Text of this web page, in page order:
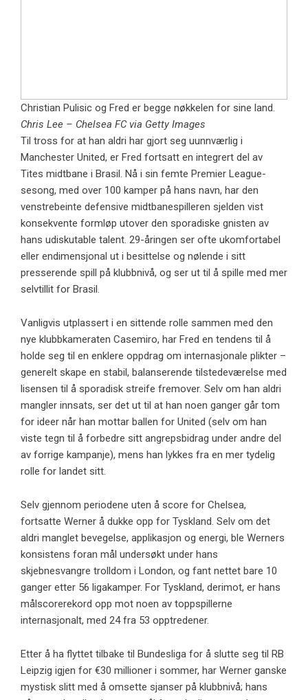
Christian Pulisic og Fred er begge nøkkelen for sine land.
Chris Lee – Chelsea FC via Getty Images
Til tross for at han aldri har gjort seg uunnværlig i
Manchester United, er Fred fortsatt en integrert del av
Tites midtbane i Brasil. Nå i sin femte Premier League-
sesong, med over 100 kamper på hans navn, har den
venstrebeinte defensive midtbanespilleren sjelden vist
konsekvente formløp utover den sporadiske gnisten av
hans udiskutable talent. 29-åringen ser ofte ukomfortabel
eller endimensjonal ut i besittelse og nølende i sitt
presserende spill på klubbnivå, og ser ut til å spille med mer
selvtillit for Brasil.
Vanligvis utplassert i en sittende rolle sammen med den
nye klubbkameraten Casemiro, har Fred en tendens til å
holde seg til en enklere oppdrag om internasjonale plikter –
generelt skape en stabil, balanserende tilstedeværelse med
lisensen til å sporadisk streife fremover. Selv om han aldri
mangler innsats, ser det ut til at han noen ganger går tom
for ideer når han mottar ballen for United (selv om han
viste tegn til å forbedre sitt angrepsbidrag under andre del
av forrige kampanje), mens han lykkes fra en mer tydelig
rolle for landet sitt.
Selv gjennom periodene uten å score for Chelsea,
fortsatte Werner å dukke opp for Tyskland. Selv om det
aldri manglet bevegelse, applikasjon og energi, ble Werners
konsistens foran mål undersøkt under hans
skjebnesvangre trolldom i London, og fant nettet bare 10
ganger etter 56 ligakamper. For Tyskland, derimot, er hans
målscorerekord opp mot noen av toppspillerne
internasjonalt, med 24 fra 53 opptredener.
Etter å ha flyttet tilbake til Bundesliga for å slutte seg til RB
Leipzig igjen for €30 millioner i sommer, har Werner ganske
mystisk slitt med å omsette sjanser på klubbnivå; hans